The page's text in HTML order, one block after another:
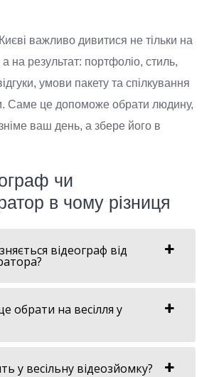
важливо дивитися не тільки на
на результат: портфоліо, стиль,
умови пакету та спілкування
Саме це допоможе обрати людину,
ваш день, а збере його в
чи
в чому різниця
відеограф від
обрати на весілля у
у весільну відеозйомку?